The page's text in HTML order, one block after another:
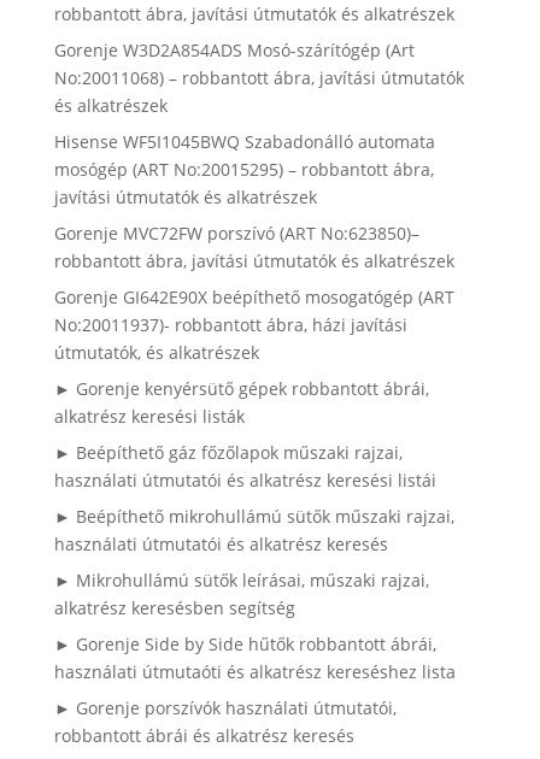
robbantott ábra, javítási útmutatók és alkatrészek
Gorenje W3D2A854ADS Mosó-szárítógép (Art
No:20011068) – robbantott ábra, javítási útmutatók
és alkatrészek
Hisense WF5I1045BWQ Szabadonálló automata
mosógép (ART No:20015295) – robbantott ábra,
javítási útmutatók és alkatrészek
Gorenje MVC72FW porszívó (ART No:623850)–
robbantott ábra, javítási útmutatók és alkatrészek
Gorenje GI642E90X beépíthető mosogatógép (ART
No:20011937)- robbantott ábra, házi javítási
útmutatók, és alkatrészek
► Gorenje kenyérsütő gépek robbantott ábrái,
alkatrész keresési listák
► Beépíthető gáz főzőlapok műszaki rajzai,
használati útmutatói és alkatrész keresési listái
► Beépíthető mikrohullámú sütők műszaki rajzai,
használati útmutatói és alkatrész keresés
► Mikrohullámú sütők leírásai, műszaki rajzai,
alkatrész keresésben segítség
► Gorenje Side by Side hűtők robbantott ábrái,
használati útmutaóti és alkatrész kereséshez lista
► Gorenje porszívók használati útmutatói,
robbantott ábrái és alkatrész keresés